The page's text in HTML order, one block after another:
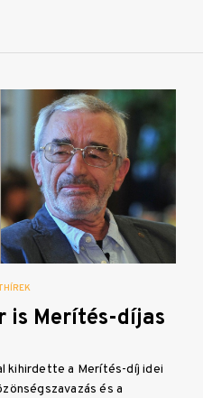
is Merítés-díjas
kihirdette a Merítés-díj idei
és a